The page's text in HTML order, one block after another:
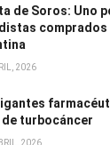
de Soros: Uno
comprados
2026
de turbocáncer
2026